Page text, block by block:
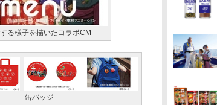
る様子を描いたコラボCM
缶バッジ